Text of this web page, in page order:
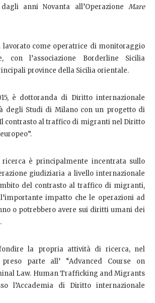
anni Novanta all’Operazione Mare
lavorato come operatrice di monitoraggio
con l’associazione Borderline Sicilia
province della Sicilia orientale.
è dottoranda di Diritto internazionale
degli Studi di Milano con un progetto di
contrasto al traffico di migranti nel Diritto
è principalmente incentrata sullo
giudiziaria a livello internazionale
del contrasto al traffico di migranti,
impatto che le operazioni ad
o potrebbero avere sui diritti umani dei
la propria attività di ricerca, nel
parte all’ “Advanced Course on
Law. Human Trafficking and Migrants
l’Accademia di Diritto internazionale